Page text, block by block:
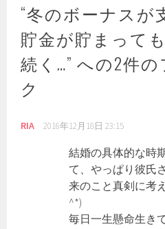
ー
シ
ョ
ン
“冬のボーナスが
貯金が貯まって
続く…” への2件
ク
RIA 2016年12月18日 23:15
結婚の具体的な時
て、やっぱり彼氏
来のこと真剣に考
^*)
毎日一生懸命生き